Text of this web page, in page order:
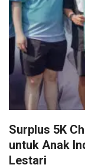
Surplus 5K
untuk Anak
Lestari